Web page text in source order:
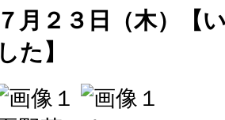
７月２３日（木）【
した】